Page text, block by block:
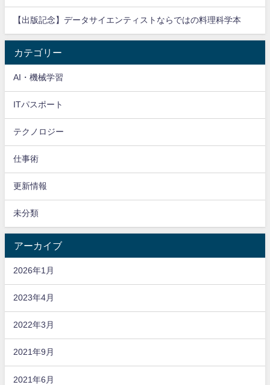
【出版記念】データサイエンティストならではの料理科学本
カテゴリー
AI・機械学習
ITパスポート
テクノロジー
仕事術
更新情報
未分類
アーカイブ
2026年1月
2023年4月
2022年3月
2021年9月
2021年6月